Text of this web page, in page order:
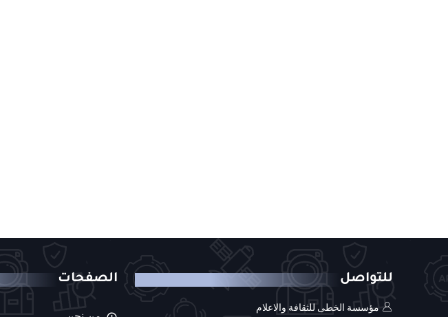
للتواصل
مؤسسة الخطى للثقافة والاعلام
الصفحات